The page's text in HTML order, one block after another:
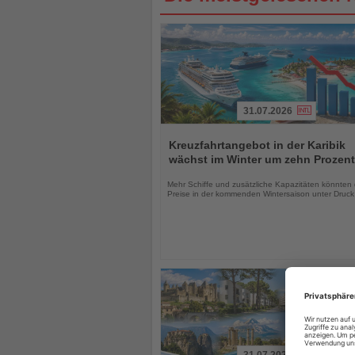
Sie
die
31.07.2026
Kreuzfahrtangebot in der Karibik
wächst im Winter um zehn Prozent
Mehr Schiffe und zusätzliche Kapazitäten könnten
Preise in der kommenden Wintersaison unter